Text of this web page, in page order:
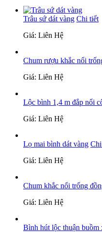
Trâu sứ dát vàng Chi tiết
Giá: Liên Hệ
Chum rượu khắc nổi
Giá: Liên Hệ
Lộc bình 1,4 m đắp nổi
Giá: Liên Hệ
Lọ mai bình dát vàng
Giá: Liên Hệ
Chum khắc nổi trống
Giá: Liên Hệ
Bình hút lộc thuận buồm